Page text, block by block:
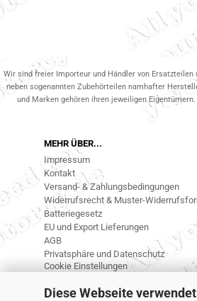
Diese Webseite
Wir sind freier Importeur und Händler von
neben sogenannten Zubehörteilen namhafter
und Marken gehören ihren jeweiligen
MEHR ÜBER...
Impressum
Kontakt
Versand- & Zahlungsbedingungen
Widerrufsrecht & Muster-
Batteriegesetz
EU und Export Lieferungen
AGB
Privatsphäre und Datenschutz
Cookie Einstellungen